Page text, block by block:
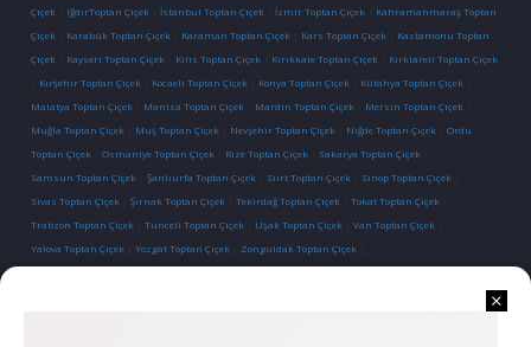
Çiçek
IğdırToptan Çiçek İstanbul Toptan Çiçek İzmir Toptan Çiçek
Kahramanmaraş Toptan
Çiçek
Karabük Toptan Çiçek Karaman Toptan Çiçek Kars Toptan Çiçek
Kastamonu Toptan
Çiçek
Kayseri Toptan Çiçek Kilis Toptan Çiçek Kırıkkale Toptan Çiçek
Kırklareli Toptan Çiçek
Kırşehir Toptan Çiçek Kocaeli Toptan Çiçek Konya Toptan Çiçek Kütahya Toptan Çiçek
Malatya Toptan Çiçek
Manisa Toptan Çiçek Mardin Toptan Çiçek Mersin Toptan Çiçek
Muğla Toptan Çiçek
Muş Toptan Çiçek Nevşehir Toptan Çiçek Niğde Toptan Çiçek |Ordu
Toptan Çiçek
|Osmaniye Toptan Çiçek Rize Toptan Çiçek Sakarya Toptan Çiçek
Samsun Toptan Çiçek
|Şanlıurfa Toptan Çiçek Siirt Toptan Çiçek Sinop Toptan Çiçek
Sivas Toptan Çiçek
|Şırnak Toptan Çiçek |Tekirdağ Toptan Çiçek |Tokat Toptan Çiçek
Trabzon Toptan Çiçek
|Tunceli Toptan Çiçek Uşak Toptan Çiçek |Van Toptan Çiçek
Yalova Toptan Çiçek
|Yozgat Toptan Çiçek Zonguldak Toptan Çiçek